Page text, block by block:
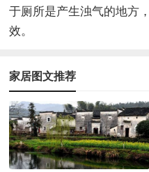
于厕所是产生浊气的地方
效。
家居图文推荐